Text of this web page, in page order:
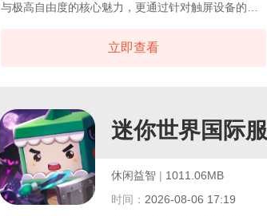
与极高自由度的核心魅力，更通过针对触屏设备的深
奇作品，完美呈现在掌中方寸之间，在移动端，《圣
立即查看
迷你世界国际服
休闲益智 | 1011.06MB
时间： 2026-08-06 17:19